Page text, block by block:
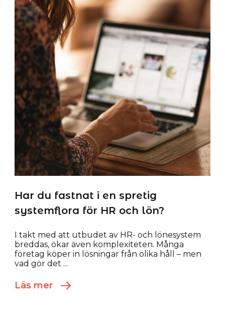
Har du fastnat i en spretig
systemflora för HR och lön?
I takt med att utbudet av HR- och lönesystem
breddas, ökar även komplexiteten. Många
företag köper in lösningar från olika håll – men
vad gör det ...
Läs mer